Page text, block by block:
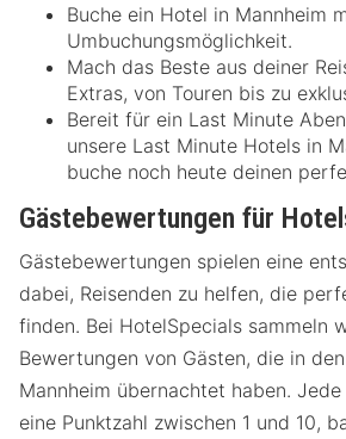
Buche ein Hotel in Mannheim
Umbuchungsmöglichkeit.
Mach das Beste aus deiner
Extras, von Touren bis zu
Bereit für ein Last Minute
unsere Last Minute Hotels in
buche noch heute deinen
Gästebewertungen für
Gästebewertungen spielen eine
dabei, Reisenden zu helfen, die
finden. Bei HotelSpecials sammeln
Bewertungen von Gästen, die in
Mannheim übernachtet haben.
eine Punktzahl zwischen 1 und 10,